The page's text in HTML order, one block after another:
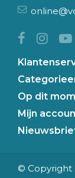
Op dit
Mijn
© Copyright